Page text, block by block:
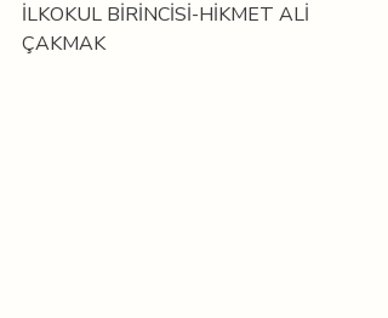
İLKOKUL BİRİNCİSİ-HİKMET ALİ
ÇAKMAK